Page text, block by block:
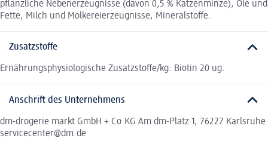
pflanzliche Nebenerzeugnisse (davon 0,5 % Katzenminze), Öle und
Fette, Milch und Molkereierzeugnisse, Mineralstoffe.
Zusatzstoffe
Ernährungsphysiologische Zusatzstoffe/kg: Biotin 20 ug.
Anschrift des Unternehmens
dm-drogerie markt GmbH + Co.KG Am dm-Platz 1, 76227 Karlsruhe
servicecenter@dm.de